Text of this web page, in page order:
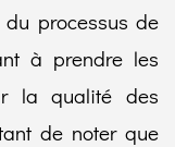
processus de
à prendre les
la qualité des
de noter que